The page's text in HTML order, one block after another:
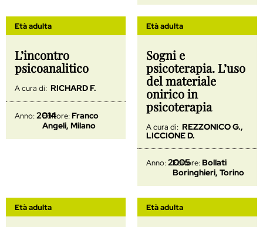
Età adulta
L’incontro
psicoanalitico
A cura di: RICHARD F.
Anno:2014
Editore:Franco
Angeli, Milano
Età adulta
Sogni e
psicoterapia. L’uso
del materiale
onirico in
psicoterapia
A cura di: REZZONICO G.,
LICCIONE D.
Anno:2005
Editore:Bollati
Boringhieri, Torino
Età adulta Età adulta